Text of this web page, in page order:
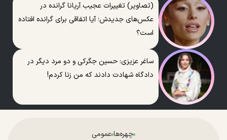
(تصاویر) تغییرات عجیب آریانا گرانده در
عکس‌های جدیدش؛ آیا اتفاقی برای گرانده افتاده
است؟
ساغر عزیزی: حسین جگرکی و دو مرد دیگر در
دادگاه شهادت دادند که من زنا کردم!
چهره‌هاعمومی